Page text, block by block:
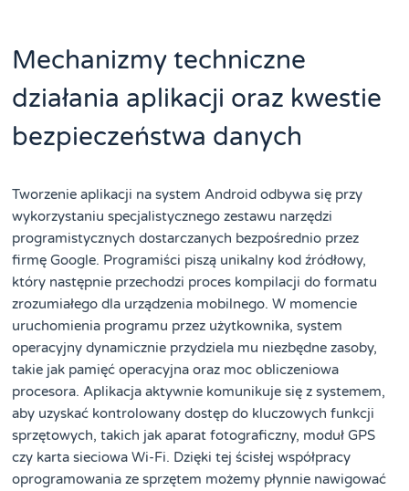
Mechanizmy techniczne
działania aplikacji oraz kwestie
bezpieczeństwa danych
Tworzenie aplikacji na system Android odbywa się przy
wykorzystaniu specjalistycznego zestawu narzędzi
programistycznych dostarczanych bezpośrednio przez
firmę Google. Programiści piszą unikalny kod źródłowy,
który następnie przechodzi proces kompilacji do formatu
zrozumiałego dla urządzenia mobilnego. W momencie
uruchomienia programu przez użytkownika, system
operacyjny dynamicznie przydziela mu niezbędne zasoby,
takie jak pamięć operacyjna oraz moc obliczeniowa
procesora. Aplikacja aktywnie komunikuje się z systemem,
aby uzyskać kontrolowany dostęp do kluczowych funkcji
sprzętowych, takich jak aparat fotograficzny, moduł GPS
czy karta sieciowa Wi-Fi. Dzięki tej ścisłej współpracy
oprogramowania ze sprzętem możemy płynnie nawigować